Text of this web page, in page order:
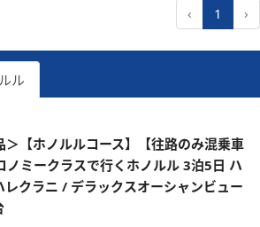
‹ 1 ›
ル
【ホノルルコース】【往路のみ混乗車
ミークラスで行くホノルル 3泊5日 ハ
レクラニ / デラックスオーシャンビュー